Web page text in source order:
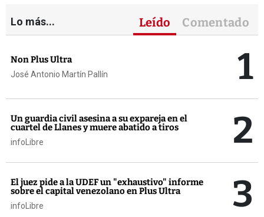
Lo más... Leído Comentado
Non Plus Ultra
José Antonio Martín Pallín 1
Un guardia civil asesina a su expareja en el
cuartel de Llanes y muere abatido a tiros
infoLibre 2
El juez pide a la UDEF un "exhaustivo" informe
sobre el capital venezolano en Plus Ultra
infoLibre 3